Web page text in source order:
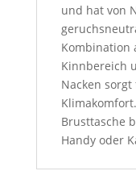
und hat von
Kombination
Kinnbereich
Nacken
Brusttasche
Handy oder